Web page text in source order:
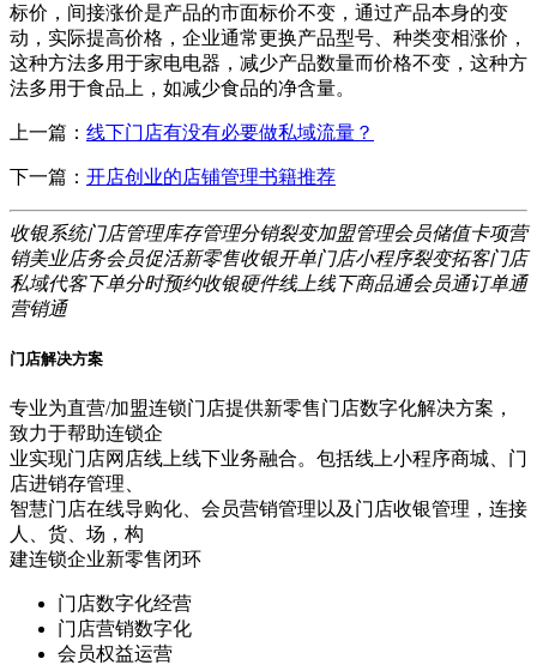
标价，间接涨价是产品的市面标价不变，通过产品本身的变
动，实际提高价格，企业通常更换产品型号、种类变相涨价，
这种方法多用于家电电器，减少产品数量而价格不变，这种方
法多用于食品上，如减少食品的净含量。
上一篇： 线下门店有没有必要做私域流量？
下一篇： 开店创业的店铺管理书籍推荐
收银系统门店管理库存管理分销裂变加盟管理会员储值卡项营
销美业店务会员促活新零售收银开单门店小程序裂变拓客门店
私域代客下单分时预约收银硬件线上线下商品通会员通订单通
营销通
门店解决方案
专业为直营/加盟连锁门店提供新零售门店数字化解决方案，
致力于帮助连锁企
业实现门店网店线上线下业务融合。包括线上小程序商城、门
店进销存管理、
智慧门店在线导购化、会员营销管理以及门店收银管理，连接
人、货、场，构
建连锁企业新零售闭环
门店数字化经营
门店营销数字化
会员权益运营